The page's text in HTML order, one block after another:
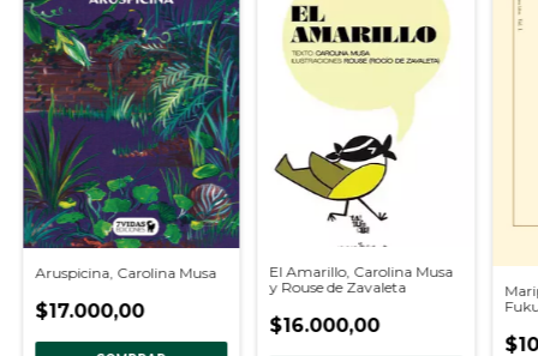
Aruspicina , Carolina Musa
$17.000,00
El Amarillo, Carolina Musa
y Rouse de Zavaleta
$16.000,00